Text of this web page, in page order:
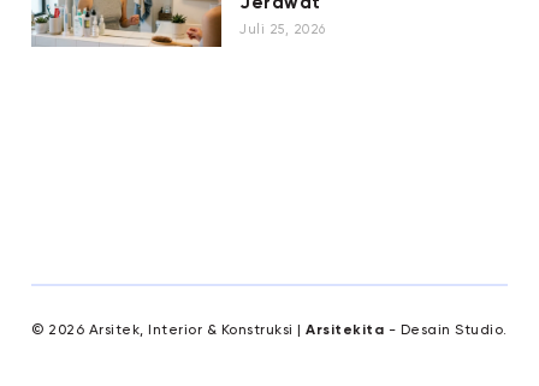
Juli 25, 2026
© 2026 Arsitek, Interior & Konstruksi |Arsitekita - Desain Studio.